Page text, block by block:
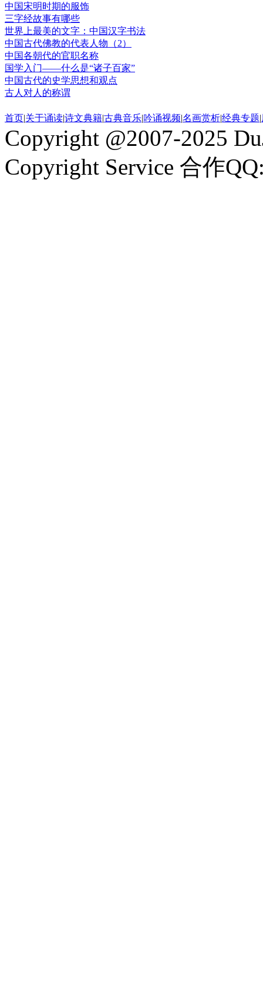
中国宋明时期的服饰
三字经故事有哪些
世界上最美的文字：中国汉字书法
中国古代佛教的代表人物（2）
中国各朝代的官职名称
国学入门——什么是“诸子百家”
中国古代的史学思想和观点
古人对人的称谓
首页|关于诵读|诗文典籍|古典音乐|吟诵视频|名画赏析|经典专题|
Copyright @2007-2025
Copyright Service 合作